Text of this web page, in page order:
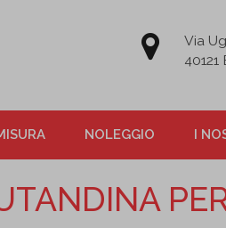
Via
NOLEGGIO I